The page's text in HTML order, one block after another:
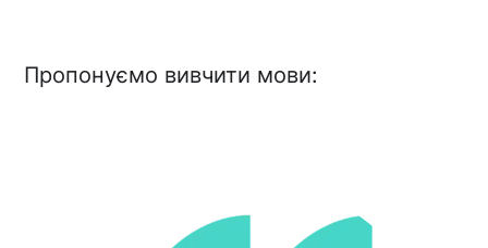
Пропонуємо вивчити мови: